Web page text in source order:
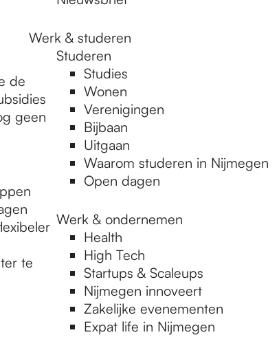
Werk & studeren
Studeren
Studies
Wonen
Verenigingen
Bijbaan
Uitgaan
Waarom studeren in Nijmegen
Open dagen
Werk & ondernemen
Health
High Tech
Startups & Scaleups
Nijmegen innoveert
Zakelijke evenementen
Expat life in Nijmegen
de
geen
te